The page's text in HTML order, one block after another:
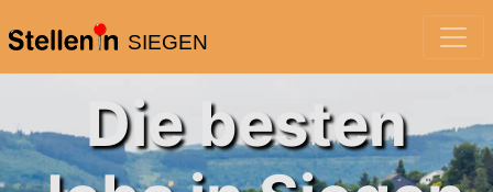
SIEGEN
Die besten